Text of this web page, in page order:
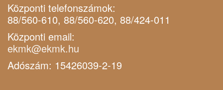
Központi telefonszámok:
88/560-610, 88/560-620, 88/424-011
Központi email:
ekmk@ekmk.hu
Adószám: 15426039-2-19